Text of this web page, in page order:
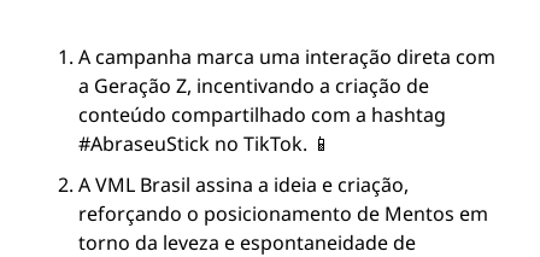
A campanha marca uma interação direta com
a Geração Z, incentivando a criação de
conteúdo compartilhado com a hashtag
#AbraseuStick no TikTok. 📱
A VML Brasil assina a ideia e criação,
reforçando o posicionamento de Mentos em
torno da leveza e espontaneidade de